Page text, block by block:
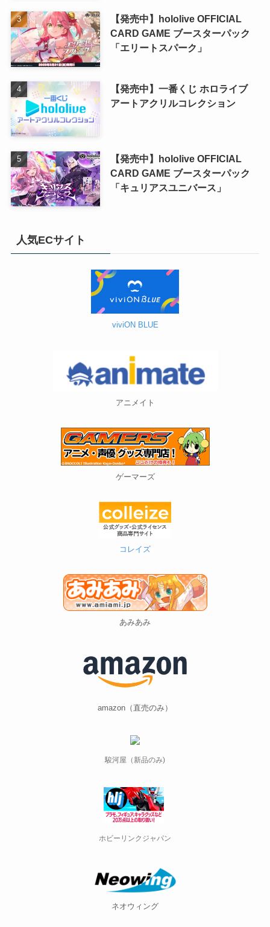
【発売中】hololive OFFICIAL
CARD GAME ブースターパック
「エリートスパーク」
【発売中】一番くじ ホロライブ
アートアクリルコレクション
【発売中】hololive OFFICIAL
CARD GAME ブースターパック
「キュリアスユニバース」
人気ECサイト
viviON BLUE
アニメイト
ゲーマーズ
コレイズ
あみあみ
amazon（直売のみ）
駿河屋（新品のみ)
ホビーリンクジャパン
ネオウィング